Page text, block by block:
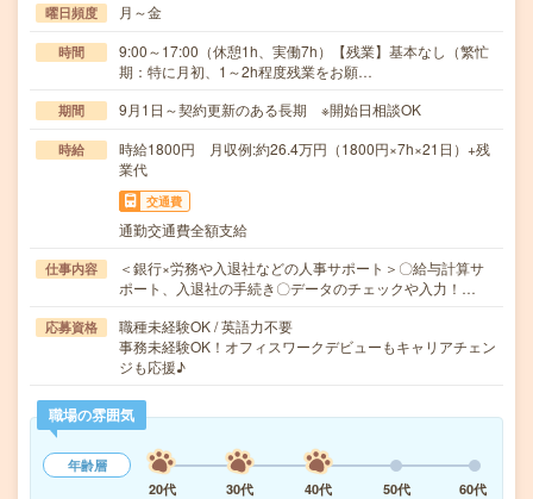
曜日頻度 月～金
時間
9:00～17:00（休憩1h、実働7h）【残業】基本なし（繁忙
期：特に月初、1～2h程度残業をお願…
期間 9月1日～契約更新のある長期 ※開始日相談OK
時給
時給1800円 月収例:約26.4万円（1800円×7h×21日）+残
業代
交通費
通勤交通費全額支給
仕事内容
＜銀行×労務や入退社などの人事サポート＞〇給与計算サ
ポート、入退社の手続き〇データのチェックや入力！…
応募資格
職種未経験OK / 英語力不要
事務未経験OK！オフィスワークデビューもキャリアチェン
ジも応援♪
職場の雰囲気
年齢層
20代
30代 40代 50代
60代